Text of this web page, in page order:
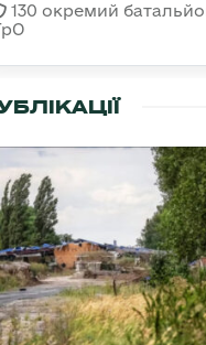
130 окремий